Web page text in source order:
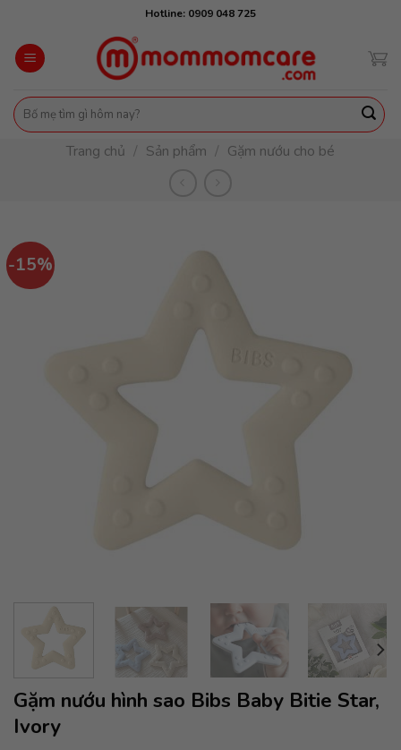
content
Hotline: 0909 048 725
Tìm
kiếm:
Trang chủ / Sản phẩm / Gặm nướu cho bé
-15%
Gặm nướu hình sao Bibs Baby Bitie Star,
Ivory